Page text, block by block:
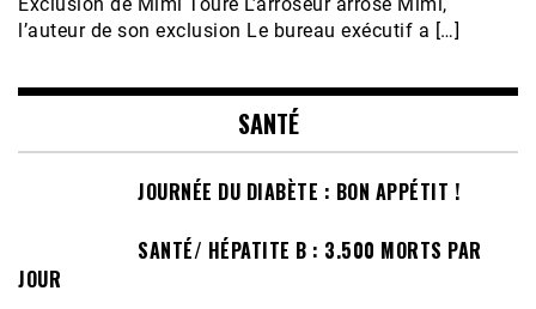
l’auteur de son exclusion Le bureau exécutif a […]
SANTÉ
JOURNÉE DU DIABÈTE : BON APPÉTIT !
SANTÉ/ HÉPATITE B : 3.500 MORTS PAR
JOUR